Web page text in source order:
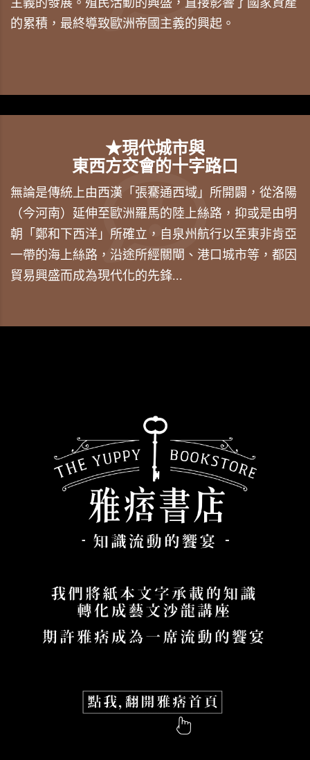
主義的發展。殖民活動的興盛，直接影響了國家資產
的累積，最終導致歐洲帝國主義的興起。
★現代城市與
東西方交會的十字路口
無論是傳統上由西漢「張騫通西域」所開闢，從洛陽
（今河南）延伸至歐洲羅馬的陸上絲路，抑或是由明
朝「鄭和下西洋」所確立，自泉州航行以至東非肯亞
一帶的海上絲路，沿途所經關閘、港口城市等，都因
貿易興盛而成為現代化的先鋒...